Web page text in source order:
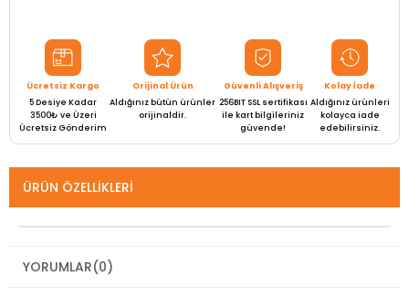
Ücretsiz Kargo
5 Desiye Kadar
3500₺ ve Üzeri
Ücretsiz Gönderim
Orijinal Ürün
Aldığınız bütün ürünler
orijinaldir.
Güvenli Alışveriş
256BIT SSL sertifikası
ile kart bilgileriniz
güvende!
Kolay İade
Aldığınız ürünleri
kolayca iade
edebilirsiniz.
ÜRÜN ÖZELLIKLERI
YORUMLAR(0)